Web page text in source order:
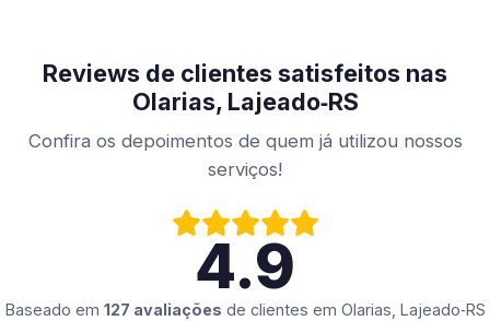
Reviews de clientes satisfeitos nas
Olarias, Lajeado‑RS
Confira os depoimentos de quem já utilizou nossos
serviços!
4.9
Baseado em 127 avaliações de clientes em Olarias, Lajeado‑RS